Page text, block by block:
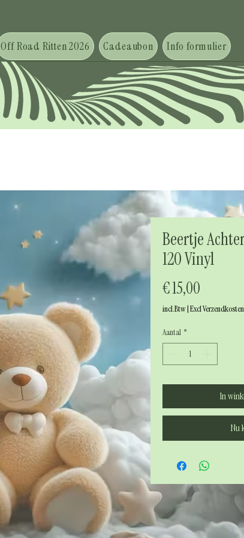
Off Road Ritten 2026 Cadeaubon Info formulier
Beertje
120 Vinyl
€ 15,00
incl.Btw|Excl Verzendkosten
Aantal *
In
Nu